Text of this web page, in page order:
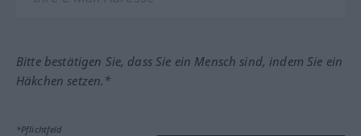
Bitte bestätigen Sie, dass Sie ein Mensch sind, indem Sie ein
Häkchen setzen.*
*Pflichtfeld